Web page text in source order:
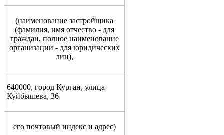
(наименование застройщика
(фамилия, имя отчество - для
граждан, полное наименование
организации - для юридических
лиц),
640000, город Курган, улица
Куйбышева, 36
его почтовый индекс и адрес)